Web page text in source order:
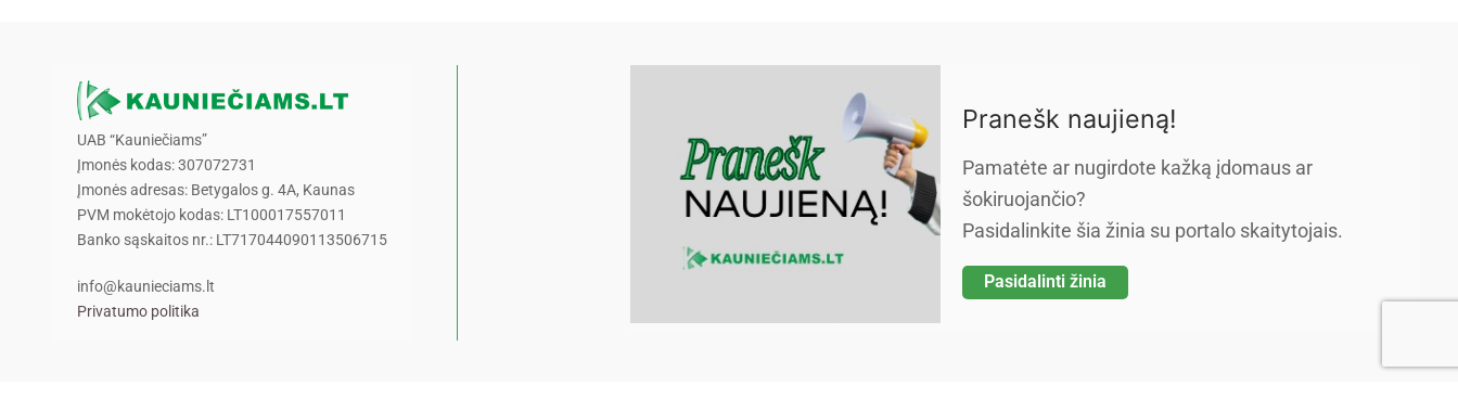
UAB “Kauniečiams”
Įmonės kodas: 307072731
Įmonės adresas: Betygalos g. 4A, Kaunas
PVM mokėtojo kodas: LT100017557011
Banko sąskaitos nr.: LT717044090113506715
info@kaunieciams.lt
Privatumo politika
Pranešk naujieną!
Pamatėte ar nugirdote kažką įdomaus ar
šokiruojančio?
Pasidalinkite šia žinia su portalo skaitytojais.
Pasidalinti žinia